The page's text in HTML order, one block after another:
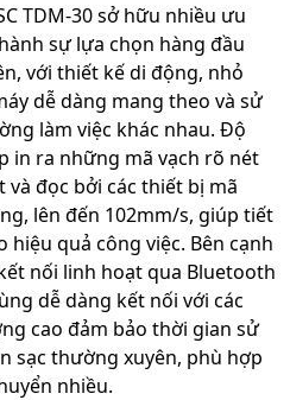
TDM-30 sở hữu nhiều ưu
sự lựa chọn hàng đầu
với thiết kế di động, nhỏ
dễ dàng mang theo và sử
làm việc khác nhau. Độ
in ra những mã vạch rõ nét
và đọc bởi các thiết bị mã
lên đến 102mm/s, giúp tiết
hiệu quả công việc. Bên cạnh
nối linh hoạt qua Bluetooth
dễ dàng kết nối với các
cao đảm bảo thời gian sử
sạc thường xuyên, phù hợp
nhiều.